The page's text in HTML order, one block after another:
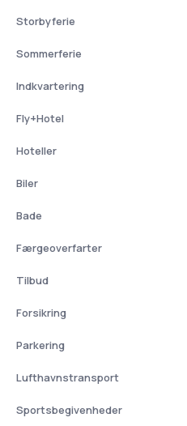
Storbyferie
Sommerferie
Indkvartering
Fly+Hotel
Hoteller
Biler
Bade
Færgeoverfarter
Tilbud
Forsikring
Parkering
Lufthavnstransport
Sportsbegivenheder